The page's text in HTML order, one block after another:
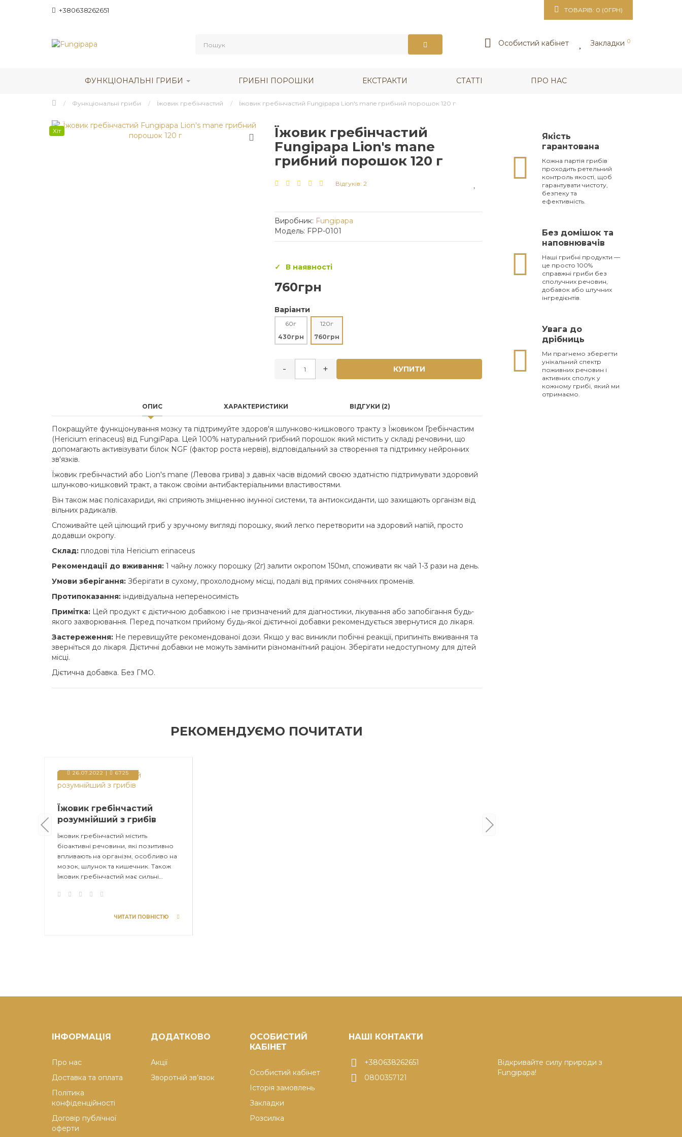
+380638262651 ТОВАРІВ: 0 (0ГРН)
Особистий кабінет Закладки 0
ФУНКЦІОНАЛЬНІ ГРИБИ ГРИБНІ ПОРОШКИ ЕКСТРАКТИ СТАТТІ ПРО НАС
Функціональні гриби Їжовик гребінчастий Їжовик гребінчастий Fungipapa Lion's mane грибний порошок 120 г
Хіт
Їжовик гребінчастий
Fungipapa Lion's mane
грибний порошок 120 г
Відгуків: 2
Виробник: Fungipapa
Модель: FPP-0101
В наявності
760грн
Варіанти
60г
430грн
120г
760грн
- + КУПИТИ
ОПИС ХАРАКТЕРИСТИКИ ВІДГУКИ (2)
Покращуйте функціонування мозку та підтримуйте здоров'я шлунково-кишкового тракту з Їжовиком Гребінчастим
(Hericium erinaceus) від FungiPapa. Цей 100% натуральний грибний порошок який містить у складі речовини, що
допомагають активізувати білок NGF (фактор роста нервів), відповідальний за створення та підтримку нейронних
зв'язків.
Їжовик гребінчастий або Lion's mane (Левова грива) з давніх часів відомий своєю здатністю підтримувати здоровий
шлунково-кишковий тракт, а також своїми антибактеріальними властивостями.
Він також має полісахариди, які сприяють зміцненню імунної системи, та антиоксиданти, що захищають організм від
вільних радикалів.
Споживайте цей цілющий гриб у зручному вигляді порошку, який легко перетворити на здоровий напій, просто
додавши окропу.
Cклад: плодові тіла Hericium erinaceus
Рекомендації до вживання: 1 чайну ложку порошку (2г) залити окропом 150мл, споживати як чай 1-3 рази на день.
Умови зберігання: Зберігати в сухому, прохолодному місці, подалі від прямих сонячних променів.
Протипоказання: індивідуальна непереносимість
Примітка: Цей продукт є дієтичною добавкою і не призначений для діагностики, лікування або запобігання будь-
якого захворювання. Перед початком прийому будь-якої дієтичної добавки рекомендується звернутися до лікаря.
Застереження: Не перевищуйте рекомендованої дози. Якщо у вас виникли побічні реакції, припиніть вживання та
зверніться до лікаря. Дієтичні добавки не можуть замінити різноманітний раціон. Зберігати недоступному для дітей
місці.
Дієтична добавка. Без ГМО.
РЕКОМЕНДУЄМО ПОЧИТАТИ
26.07.2022 | 6725
Їжовик гребінчастий
розумнійший з грибів
Їжовик гребінчастий містить
біоактивні речовини, які позитивно
впливають на організм, особливо на
мозок, шлунок та кишечник. Також
Їжовик гребінчастий має сильні
імуност..
ЧИТАТИ ПОВНІСТЮ
Якість
гарантована
Кожна партія грибів
проходить ретельний
контроль якості, щоб
гарантувати чистоту,
безпеку та
ефективність.
Без домішок та
наповнювачів
Наші грибні продукти —
це просто 100%
справжні гриби без
сполучних речовин,
добавок або штучних
інгредієнтів.
Увага до
дрібниць
Ми прагнемо зберегти
унікальний спектр
поживних речовин і
активних сполук у
кожному грибі, який ми
отримаємо.
ІНФОРМАЦІЯ
Про нас
Доставка та оплата
Політика
конфіденційності
Договір публічної
оферти
ДОДАТКОВО
Акції
Зворотній зв’язок
ОСОБИСТИЙ
КАБІНЕТ
Особистий кабінет
Історія замовлень
Закладки
Розсилка
НАШІ КОНТАКТИ
+380638262651
0800357121
Відкривайте силу природи з
Fungipapa!